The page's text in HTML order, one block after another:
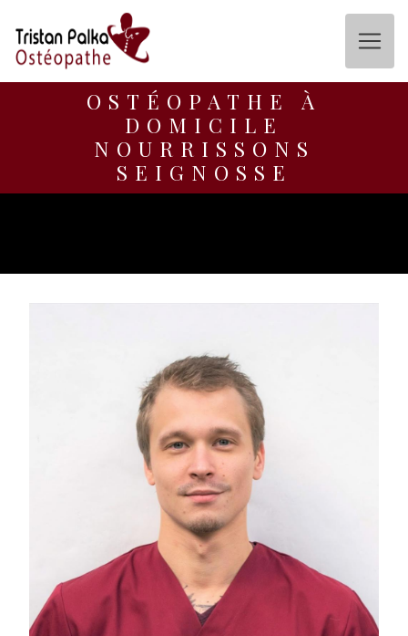
OSTÉOPATHE À
DOMICILE
NOURRISSONS
SEIGNOSSE
Panneau de gestion des cookies